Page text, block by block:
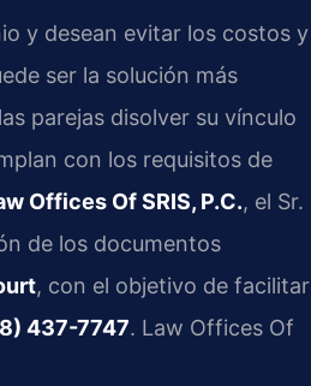
y desean evitar los costos y
ser la solución más
parejas disolver su vínculo
con los requisitos de
Offices Of SRIS, P.C., el Sr.
de los documentos
, con el objetivo de facilitar
437-7747. Law Offices Of